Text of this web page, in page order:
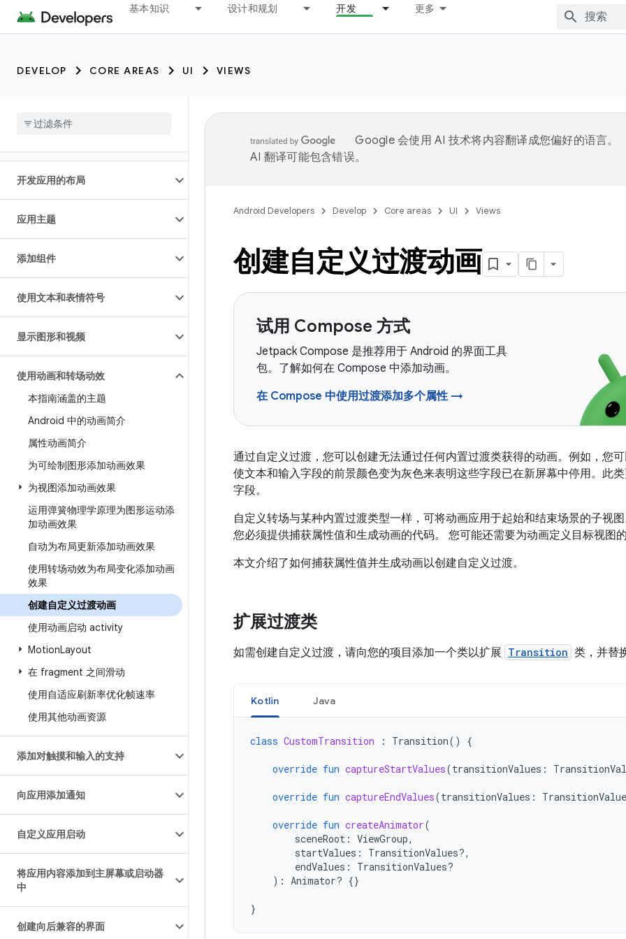
基本知识 设计和规划 开发 更多
DEVELOP CORE AREAS UI VIEWS
开发应用的布局
应用主题
添加组件
使用文本和表情符号
显示图形和视频
使用动画和转场动效
本指南涵盖的主题
Android 中的动画简介
属性动画简介
为可绘制图形添加动画效果
为视图添加动画效果
运用弹簧物理学原理为图形运动添
加动画效果
自动为布局更新添加动画效果
使用转场动效为布局变化添加动画
效果
创建自定义过渡动画
使用动画启动 activity
MotionLayout
在 fragment 之间滑动
使用自适应刷新率优化帧速率
使用其他动画资源
添加对触摸和输入的支持
向应用添加通知
自定义应用启动
将应用内容添加到主屏幕或启动器
中
创建向后兼容的界面
Google 会使用 AI 技术将内容翻译成您偏好的语言。
AI 翻译可能包含错误。
Android Developers Develop Core areas UI Views
创建自定义过渡动画
试用 Compose 方式
Jetpack Compose 是推荐用于 Android 的界面工具
包。了解如何在 Compose 中添加动画。
在 Compose 中使用过渡添加多个属性 →
通过自定义过渡，您可以创建无法通过任何内置过渡类获得的动画。例如，您
使文本和输入字段的前景颜色变为灰色来表明这些字段已在新屏幕中停用。此
字段。
自定义转场与某种内置过渡类型一样，可将动画应用于起始和结束场景的子视
您必须提供捕获属性值和生成动画的代码。 您可能还需要为动画定义目标视图的
本文介绍了如何捕获属性值并生成动画以创建自定义过渡。
扩展过渡类
如需创建自定义过渡，请向您的项目添加一个类以扩展 Transition 类，并替
Kotlin Java
class CustomTransition : Transition() {
override fun captureStartValues(transitionValues :
override fun captureEndValues(transitionValues :
override fun createAnimator(
sceneRoot : ViewGroup,
startValues :
TransitionValues?,
endValues :
TransitionValues?
): Animator? {}
}